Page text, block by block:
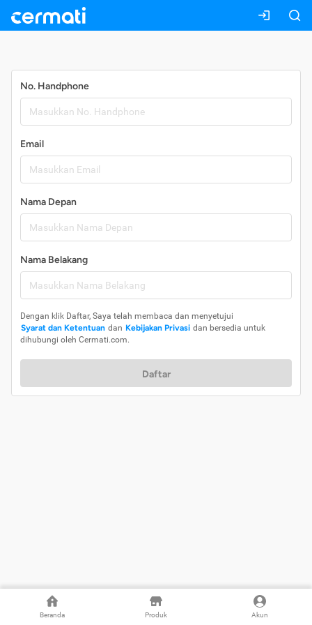
Beranda Produk Akun
No. Handphone
Email
Nama Depan
Nama Belakang
Dengan klik Daftar, Saya telah membaca dan menyetujui
Syarat dan Ketentuan dan Kebijakan Privasi dan bersedia untuk
dihubungi oleh Cermati.com.
Daftar